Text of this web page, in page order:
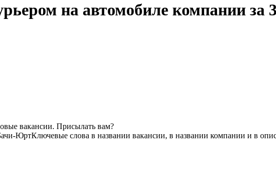
на автомобиле компании
вакансии. Присылать вам?
ЮртКлючевые слова в названии вакансии, в названии компании и в